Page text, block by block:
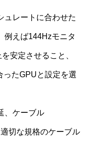
ュレートに合わせた
例えば144Hzモニタ
安定させること、
ったGPUと設定を選
、ケーブル
切な規格のケーブル